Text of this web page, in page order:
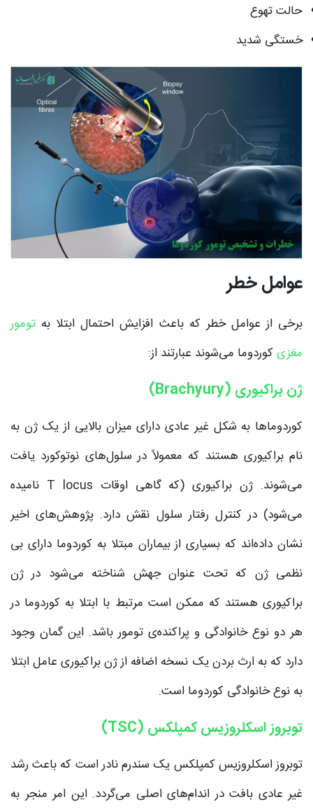
حالت تهوع
خستگی شدید
عوامل خطر
برخی از عوامل خطر که باعث افزایش احتمال ابتلا به تومور
مغزی کوردوما می‌شوند عبارتند از:
ژن براکیوری (Brachyury)
کوردوماها به شکل غیر عادی دارای میزان بالایی از یک ژن به
نام براکیوری هستند که معمولاً در سلول‌های نوتوکورد یافت
می‌شوند. ژن براکیوری (که گاهی اوقات T locus نامیده
می‌شود) در کنترل رفتار سلول نقش دارد. پژوهش‌های اخیر
نشان داده‌اند که بسیاری از بیماران مبتلا به کوردوما دارای بی
نظمی ژن که تحت عنوان جهش شناخته می‌شود در ژن
براکیوری هستند که ممکن است مرتبط با ابتلا به کوردوما در
هر دو نوع خانوادگی و پراکنده‌ی تومور باشد. این گمان وجود
دارد که به ارث بردن یک نسخه اضافه از ژن براکیوری عامل ابتلا
به نوع خانوادگی کوردوما است.
توبروز اسکلروزیس کمپلکس (TSC)
توبروز اسکلروزیس کمپلکس یک سندرم نادر است که باعث رشد
غیر عادی بافت در اندام‌های اصلی می‌گردد. این امر منجر به